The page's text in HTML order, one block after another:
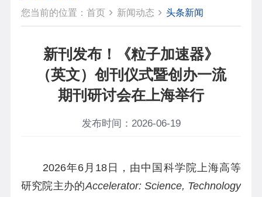
您当前的位置： 首页 新闻动态 头条新闻
新刊发布！《粒子加速器》
（英文）创刊仪式暨创办一流
期刊研讨会在上海举行
发布时间：2026-06-19
2026年6月 18日，由中国科学院上海高等
研究院主办的Accelerator: Science, Technology